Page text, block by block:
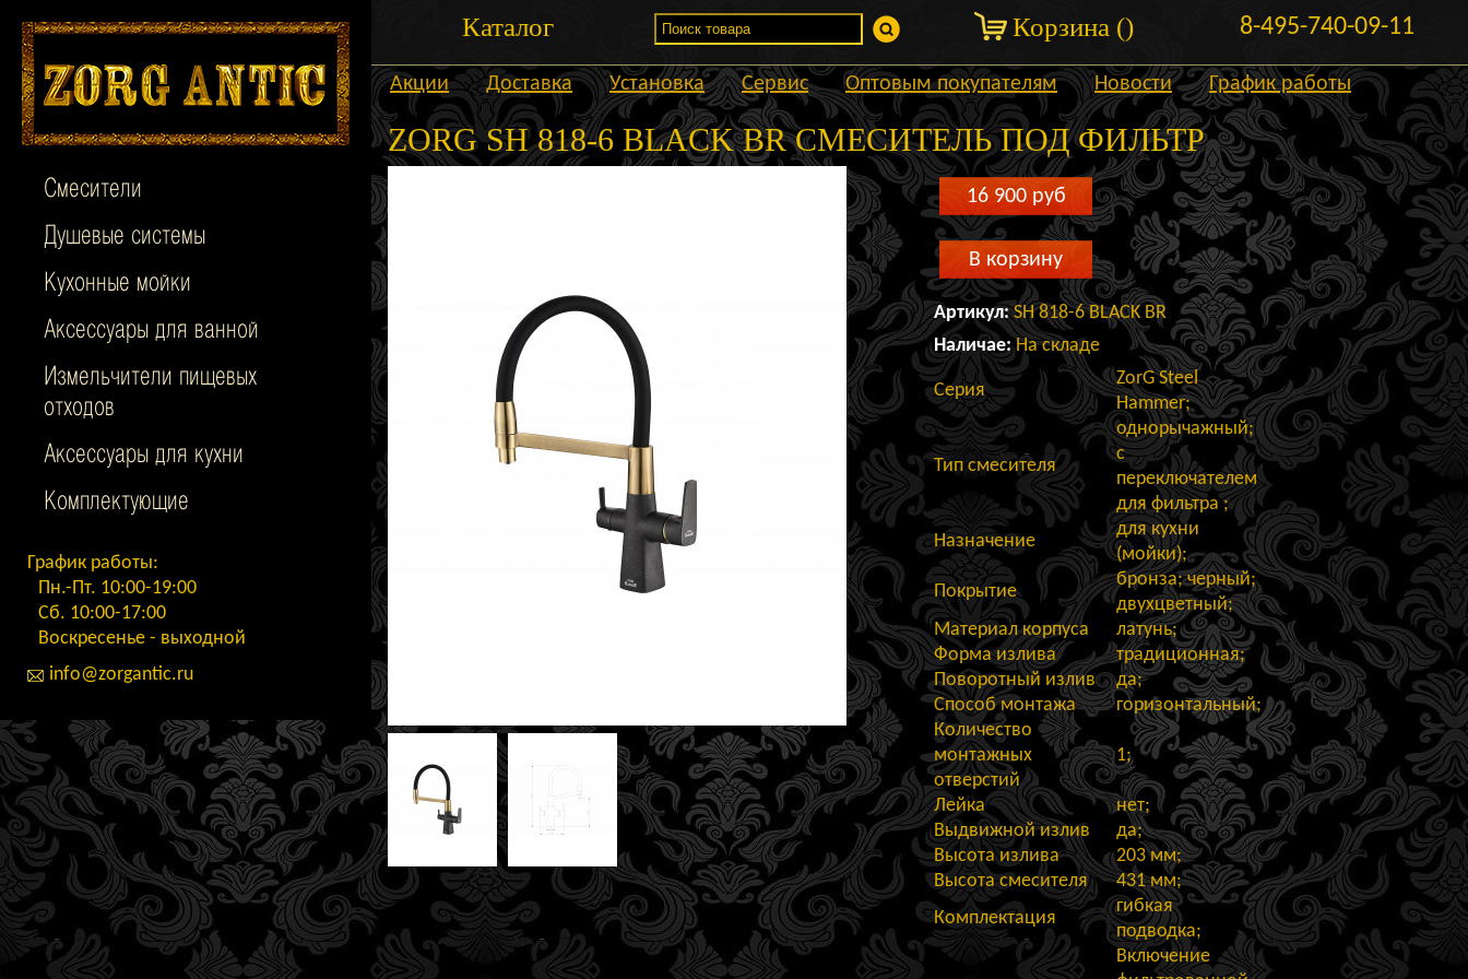
Смесители
Душевые системы
Кухонные мойки
Аксессуары для ванной
Измельчители пищевых
отходов
Аксессуары для кухни
Комплектующие
График работы:
Пн.-Пт. 10:00-19:00
Сб. 10:00-17:00
Воскресенье - выходной
info@zorgantic.ru
Каталог Корзина () 8-495-740-09-11
Акции Доставка Установка Сервис Оптовым покупателям Новости График работы
ZORG SH 818-6 BLACK BR СМЕСИТЕЛЬ ПОД ФИЛЬТР
16 900 руб
В корзину
Артикул: SH 818-6 BLACK BR
Наличае: На складе
Серия
ZorG Steel
Hammer;
Тип смесителя
однорычажный;
с
переключателем
для фильтра ;
Назначение
для кухни
(мойки);
Покрытие
бронза; черный;
двухцветный;
Материал корпуса
латунь;
Форма излива
традиционная;
Поворотный излив
да;
Способ монтажа
горизонтальный;
Количество
монтажных
отверстий
1;
Лейка
нет;
Выдвижной излив
да;
Высота излива
203 мм;
Высота смесителя
431 мм;
Комплектация
гибкая
подводка;
Включение